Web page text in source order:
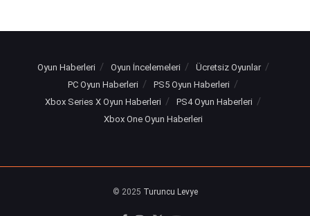
Oyun Haberleri Oyun İncelemeleri
Ücretsiz Oyunlar
PC Oyun Haberleri
PS5 Oyun Haberleri
Xbox Series X Oyun Haberleri
PS4 Oyun Haberleri
Xbox One Oyun Haberleri
© 2025 Turuncu Levye